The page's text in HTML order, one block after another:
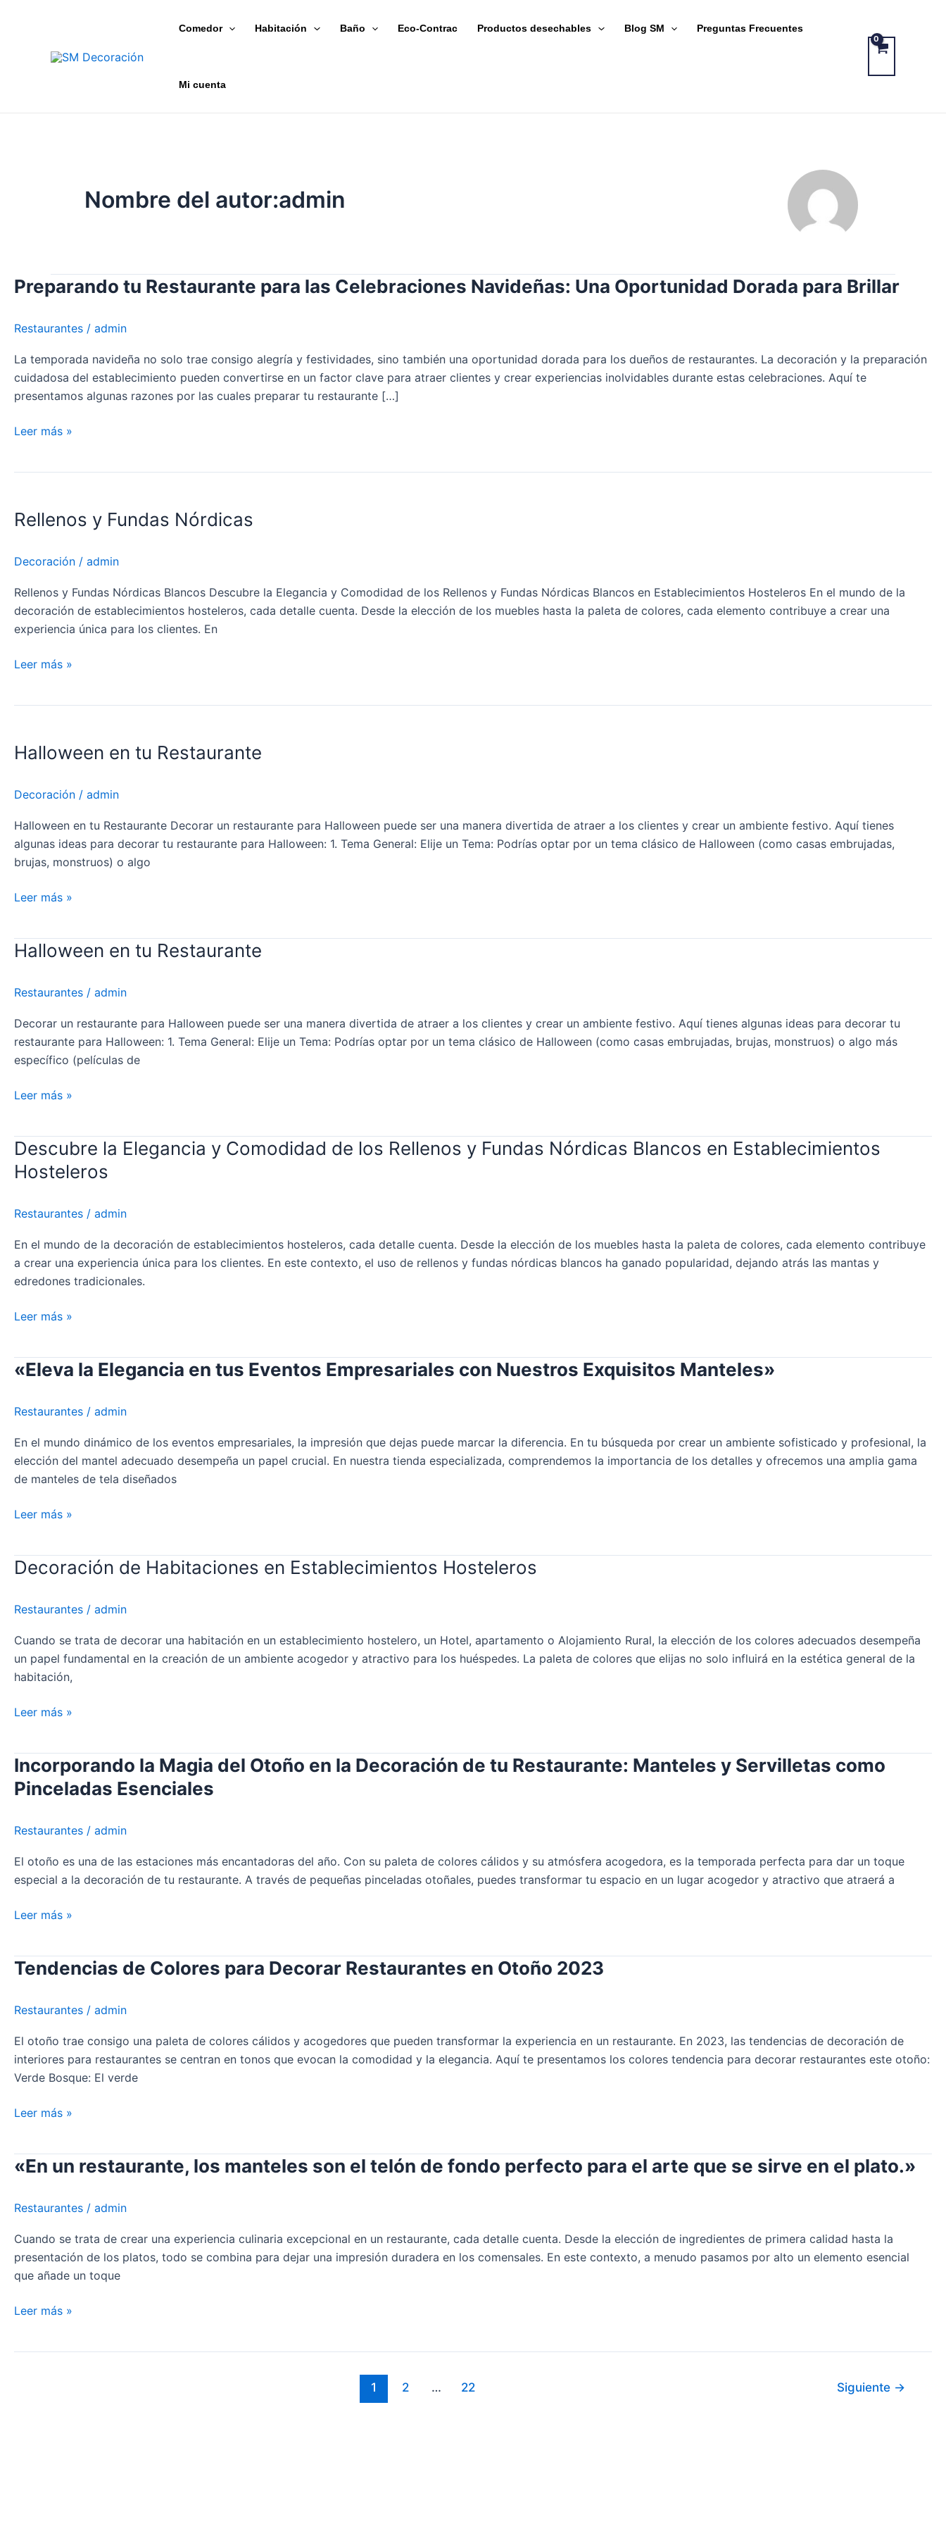
Comedor Habitación Baño Eco-Contrac Productos desechables Blog SM Preguntas Frecuentes
Mi cuenta
Nombre del autor:admin
Preparando tu Restaurante para las Celebraciones Navideñas: Una Oportunidad Dorada para Brillar
Restaurantes / admin
La temporada navideña no solo trae consigo alegría y festividades, sino también una oportunidad dorada para los dueños de restaurantes. La decoración y la preparación
cuidadosa del establecimiento pueden convertirse en un factor clave para atraer clientes y crear experiencias inolvidables durante estas celebraciones. Aquí te
presentamos algunas razones por las cuales preparar tu restaurante […]
Preparando
las
Celebraciones
Navideñas:
Oportunidad
Leer más »
Rellenos y Fundas Nórdicas
Decoración / admin
Rellenos y Fundas Nórdicas Blancos Descubre la Elegancia y Comodidad de los Rellenos y Fundas Nórdicas Blancos en Establecimientos Hosteleros En el mundo de la
decoración de establecimientos hosteleros, cada detalle cuenta. Desde la elección de los muebles hasta la paleta de colores, cada elemento contribuye a crear una
experiencia única para los clientes. En
Fundas
Leer más »
Halloween en tu Restaurante
Decoración / admin
Halloween en tu Restaurante Decorar un restaurante para Halloween puede ser una manera divertida de atraer a los clientes y crear un ambiente festivo. Aquí tienes
algunas ideas para decorar tu restaurante para Halloween: 1. Tema General: Elije un Tema: Podrías optar por un tema clásico de Halloween (como casas embrujadas,
brujas, monstruos) o algo
tu
Leer más »
Halloween en tu Restaurante
Restaurantes / admin
Decorar un restaurante para Halloween puede ser una manera divertida de atraer a los clientes y crear un ambiente festivo. Aquí tienes algunas ideas para decorar tu
restaurante para Halloween: 1. Tema General: Elije un Tema: Podrías optar por un tema clásico de Halloween (como casas embrujadas, brujas, monstruos) o algo más
específico (películas de
Halloween
Restaurante
Leer más »
Descubre la Elegancia y Comodidad de los Rellenos y Fundas Nórdicas Blancos en Establecimientos
Hosteleros
Restaurantes / admin
En el mundo de la decoración de establecimientos hosteleros, cada detalle cuenta. Desde la elección de los muebles hasta la paleta de colores, cada elemento contribuye
a crear una experiencia única para los clientes. En este contexto, el uso de rellenos y fundas nórdicas blancos ha ganado popularidad, dejando atrás las mantas y
edredones tradicionales.
Descubre
la
Elegancia
Comodidad
Fundas
en
Leer más »
«Eleva la Elegancia en tus Eventos Empresariales con Nuestros Exquisitos Manteles»
Restaurantes / admin
En el mundo dinámico de los eventos empresariales, la impresión que dejas puede marcar la diferencia. En tu búsqueda por crear un ambiente sofisticado y profesional, la
elección del mantel adecuado desempeña un papel crucial. En nuestra tienda especializada, comprendemos la importancia de los detalles y ofrecemos una amplia gama
de manteles de tela diseñados
«Eleva
en
tus
Eventos
Empresariales
Nuestros
Leer más »
Decoración de Habitaciones en Establecimientos Hosteleros
Restaurantes / admin
Cuando se trata de decorar una habitación en un establecimiento hostelero, un Hotel, apartamento o Alojamiento Rural, la elección de los colores adecuados desempeña
un papel fundamental en la creación de un ambiente acogedor y atractivo para los huéspedes. La paleta de colores que elijas no solo influirá en la estética general de la
habitación,
Decoración
en
Establecimientos
Hosteleros
Leer más »
Incorporando la Magia del Otoño en la Decoración de tu Restaurante: Manteles y Servilletas como
Pinceladas Esenciales
Restaurantes / admin
El otoño es una de las estaciones más encantadoras del año. Con su paleta de colores cálidos y su atmósfera acogedora, es la temporada perfecta para dar un toque
especial a la decoración de tu restaurante. A través de pequeñas pinceladas otoñales, puedes transformar tu espacio en un lugar acogedor y atractivo que atraerá a
Incorporando
la
Magia
Otoño
Decoración
de
Manteles
como
Pinceladas
Esenciales
Leer más »
Tendencias de Colores para Decorar Restaurantes en Otoño 2023
Restaurantes / admin
El otoño trae consigo una paleta de colores cálidos y acogedores que pueden transformar la experiencia en un restaurante. En 2023, las tendencias de decoración de
interiores para restaurantes se centran en tonos que evocan la comodidad y la elegancia. Aquí te presentamos los colores tendencia para decorar restaurantes este otoño:
Verde Bosque: El verde
Tendencias
para
Decorar
Restaurantes
en
2023
Leer más »
«En un restaurante, los manteles son el telón de fondo perfecto para el arte que se sirve en el plato.»
Restaurantes / admin
Cuando se trata de crear una experiencia culinaria excepcional en un restaurante, cada detalle cuenta. Desde la elección de ingredientes de primera calidad hasta la
presentación de los platos, todo se combina para dejar una impresión duradera en los comensales. En este contexto, a menudo pasamos por alto un elemento esencial
que añade un toque
«En
los
manteles
son
el
de
Leer más »
1 2 … 22 Siguiente →